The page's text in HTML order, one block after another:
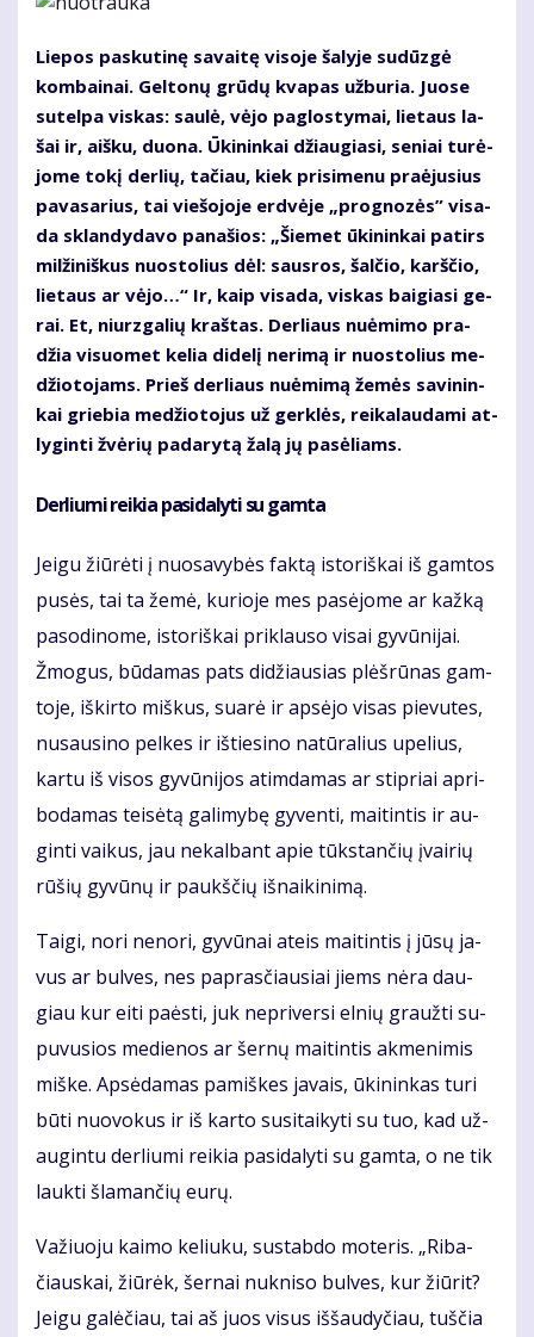
Lie­pos pas­ku­ti­nę sa­vai­tę vi­so­je ša­ly­je su­dūz­gė
kom­bai­nai. Gel­to­nų grū­dų kva­pas už­bu­ria. Juo­se
su­tel­pa vis­kas: sau­lė, vė­jo pa­glos­ty­mai, lie­taus la­
šai ir, aiš­ku, duo­na. Ūki­nin­kai džiau­gia­si, se­niai tu­rė­
jo­me to­kį der­lių, ta­čiau, kiek pri­si­me­nu pra­ėju­sius
pa­va­sa­rius, tai vie­šo­jo­je erd­vė­je „prog­no­zės” vi­sa­
da sklan­dy­da­vo pa­na­šios: „Šie­met ūki­nin­kai pa­tirs
mil­ži­niš­kus nuos­to­lius dėl: saus­ros, šal­čio, karš­čio,
lie­taus ar vė­jo…“ Ir, kaip vi­sa­da, vis­kas bai­gia­si ge­
rai. Et, niurz­ga­lių kraš­tas. Der­liaus nu­ė­mi­mo pra­
džia vi­suo­met ke­lia di­de­lį ne­ri­mą ir nuos­to­lius me­
džio­to­jams. Prieš der­liaus nu­ė­mi­mą že­mės sa­vi­nin­
kai grie­bia me­džio­to­jus už ger­klės, rei­ka­lau­da­mi at­
ly­gin­ti žvė­rių pa­da­ry­tą ža­lą jų pa­sė­liams.
Derliu­mi rei­kia pa­si­da­ly­ti su gam­ta
Jei­gu žiū­rė­ti į nuo­sa­vy­bės fak­tą is­to­riš­kai iš gam­tos
pu­sės, tai ta že­mė, ku­rio­je mes pa­sė­jo­me ar kaž­ką
pa­so­di­no­me, is­to­riš­kai pri­klau­so vi­sai gy­vū­ni­jai.
Žmo­gus, bū­da­mas pats di­džiau­sias plėš­rū­nas gam­
to­je, iš­kir­to miš­kus, su­arė ir ap­sė­jo vi­sas pie­vu­tes,
nu­sau­si­no pel­kes ir iš­tie­si­no na­tū­ra­lius upe­lius,
kar­tu iš vi­sos gy­vū­ni­jos at­im­da­mas ar stip­riai ap­ri­
bo­da­mas tei­sė­tą ga­li­my­bę gy­ven­ti, mai­tin­tis ir au­
gin­ti vai­kus, jau ne­kal­bant apie tūks­tan­čių įvai­rių
rū­šių gy­vū­nų ir paukš­čių iš­nai­ki­ni­mą.
Tai­gi, no­ri ne­no­ri, gy­vū­nai at­eis mai­tin­tis į jū­sų ja­
vus ar bul­ves, nes pa­pras­čiau­siai jiems nė­ra dau­
giau kur ei­ti pa­ės­ti, juk ne­pri­ver­si el­nių grauž­ti su­
pu­vu­sios me­die­nos ar šer­nų mai­tin­tis ak­me­ni­mis
miš­ke. Ap­sė­da­mas pa­miš­kes ja­vais, ūki­nin­kas tu­ri
bū­ti nuo­vo­kus ir iš kar­to su­si­tai­ky­ti su tuo, kad už­
au­gin­tu der­liu­mi rei­kia pa­si­da­ly­ti su gam­ta, o ne tik
lauk­ti šla­man­čių eu­rų.
Va­žiuo­ju kai­mo ke­liu­ku, su­stab­do mo­te­ris. „Ri­ba­
čiaus­kai, žiū­rėk, šer­nai nu­kni­so bul­ves, kur žiū­rit?
Jei­gu ga­lė­čiau, tai aš juos vi­sus iš­šau­dy­čiau, tuš­čia